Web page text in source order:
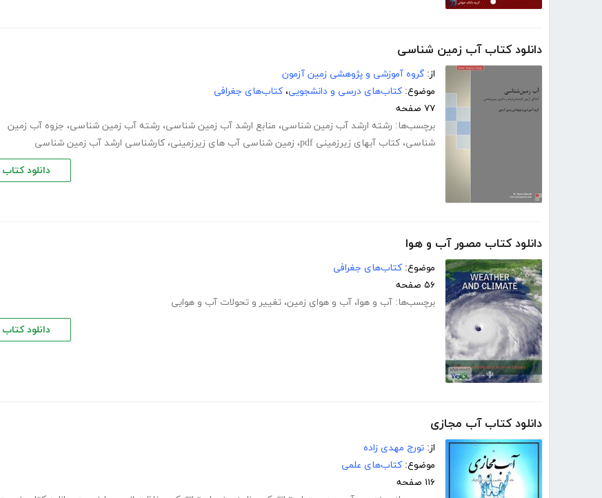
دانلود کتاب آب زمین شناسی
از: گروه آموزشی و پژوهشی زمین آزمون
موضوع: کتاب‌های درسی و دانشجویی، کتاب‌های جغرافی
۷۷ صفحه
برچسب‌ها: رشته ارشد آب زمین شناسی، منابع ارشد آب زمین شناسی، رشته آب زمین شناسی، جزوه آب زمین
شناسی، کتاب آبهای زیرزمینی pdf ، زمین شناسی آب های زیرزمینی، کارشناسی ارشد آب زمین شناسی
دانلود کتاب
دانلود کتاب مصور آب و هوا
موضوع: کتاب‌های جغرافی
۵۶ صفحه
برچسب‌ها: آب و هوا، آب و هوای زمین، تغییر و تحولات آب و هوایی
دانلود کتاب
دانلود کتاب آب مجازی
از: تورج مهدی زاده
موضوع: کتاب‌های علمی
۱۱۶ صفحه